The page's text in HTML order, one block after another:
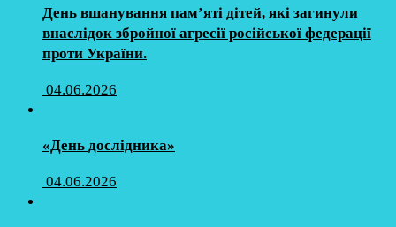
День вшанування пам’яті дітей, які загинули
внаслідок збройної агресії російської федерації
проти України.
04.06.2026
«День дослідника»
04.06.2026